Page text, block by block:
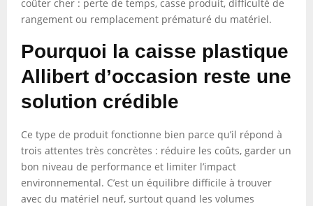
coûter cher : perte de temps, casse produit, difficulté de
rangement ou remplacement prématuré du matériel.
Pourquoi la caisse plastique
Allibert d’occasion reste une
solution crédible
Ce type de produit fonctionne bien parce qu’il répond à
trois attentes très concrètes : réduire les coûts, garder un
bon niveau de performance et limiter l’impact
environnemental. C’est un équilibre difficile à trouver
avec du matériel neuf, surtout quand les volumes